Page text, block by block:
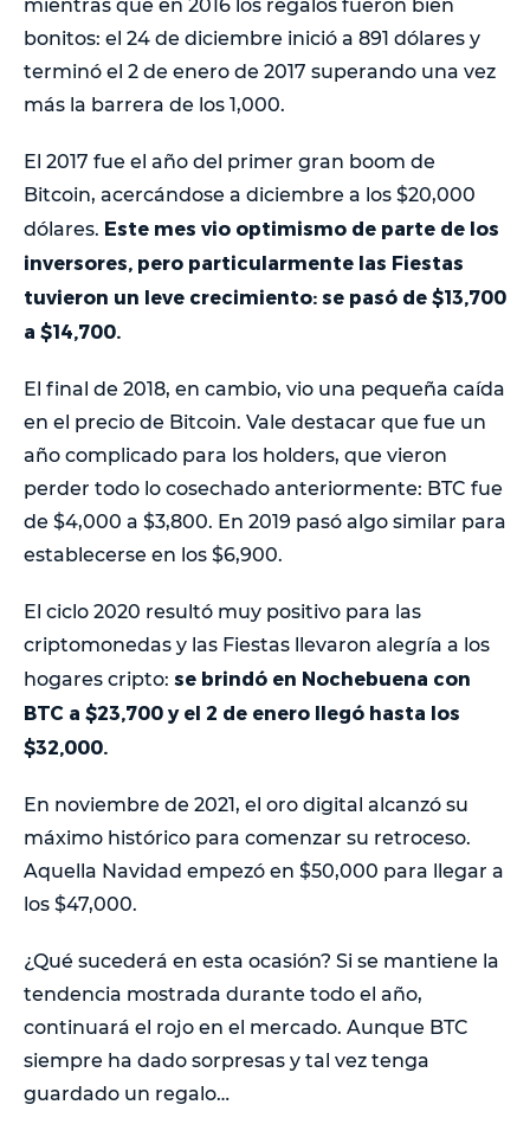
mientras que en 2016 los regalos fueron bien
bonitos: el 24 de diciembre inició a 891 dólares y
terminó el 2 de enero de 2017 superando una vez
más la barrera de los 1,000.
El 2017 fue el año del primer gran boom de
Bitcoin, acercándose a diciembre a los $20,000
dólares. Este mes vio optimismo de parte de los
inversores, pero particularmente las Fiestas
tuvieron un leve crecimiento: se pasó de $13,700
a $14,700.
El final de 2018, en cambio, vio una pequeña caída
en el precio de Bitcoin. Vale destacar que fue un
año complicado para los holders, que vieron
perder todo lo cosechado anteriormente: BTC fue
de $4,000 a $3,800. En 2019 pasó algo similar para
establecerse en los $6,900.
El ciclo 2020 resultó muy positivo para las
criptomonedas y las Fiestas llevaron alegría a los
hogares cripto: se brindó en Nochebuena con
BTC a $23,700 y el 2 de enero llegó hasta los
$32,000.
En noviembre de 2021, el oro digital alcanzó su
máximo histórico para comenzar su retroceso.
Aquella Navidad empezó en $50,000 para llegar a
los $47,000.
¿Qué sucederá en esta ocasión? Si se mantiene la
tendencia mostrada durante todo el año,
continuará el rojo en el mercado. Aunque BTC
siempre ha dado sorpresas y tal vez tenga
guardado un regalo…